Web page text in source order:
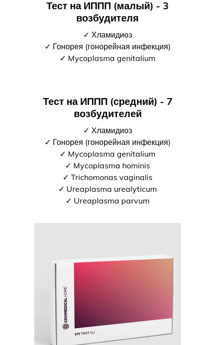
Тест на ИППП (малый) - 3
возбудителя
✓ Хламидиоз
✓ Гонорея (гонорейная инфекция)
✓ Mycoplasma genitalium
Тест на ИППП (средний) - 7
возбудителей
✓ Хламидиоз
✓ Гонорея (гонорейная инфекция)
✓ Mycoplasma genitalium
✓ Mycoplasma hominis
✓ Trichomonas vaginalis
✓ Ureaplasma urealyticum
✓ Ureaplasma parvum